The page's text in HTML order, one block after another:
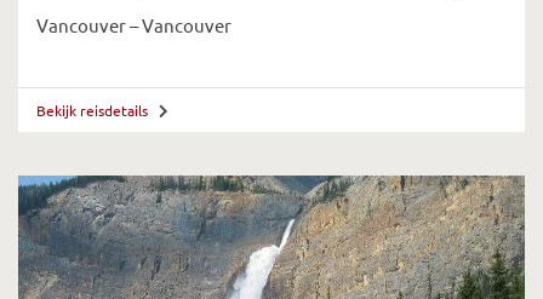
Vancouver – Vancouver
Bekijk reisdetails